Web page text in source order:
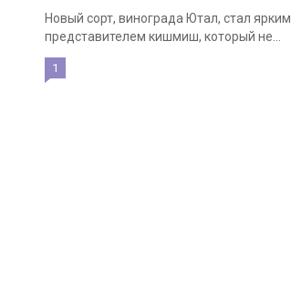
Новый сорт, винограда Ютал, стал ярким
представителем кишмиш, который не...
1